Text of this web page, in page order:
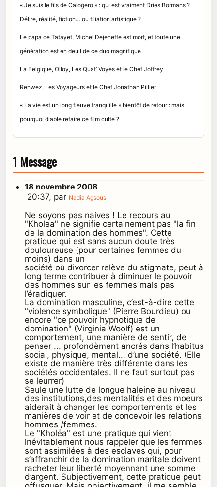
« Je suis le fils de Calogero » : qui est vraiment Dries Bormans ?
Délire, réalité, fiction… ou filiation artistique ?
Le papa de Tatayet, Michel Dejeneffe est mort, et toute une
génération est en deuil de ce duo magnifique
La Belgique, Olloy, Les Quat’ Voyes et le Chef Joffrey
Renwez, Les Voyageurs et le Chef Jonathan Pillier
« La vie est un long fleuve tranquille » bientôt de retour : mais
pourquoi diable refaire ce film culte ?
1 Message
18 novembre 2008
20:37, par Nadia Agsous
Ne soyons pas naives ! Le recours au
"Kholea" ne signifie certainement pas "la fin
de la domination des hommes". Cette
pratique qui est sans aucun doute très
douloureuse (pour certaines femmes du
moins) dans un
société où divorcer relève du stigmate, peut à
long terme contribuer à diminuer le pouvoir
des hommes sur les femmes mais pas
l’éradiquer.
La domination masculine, c’est-à-dire cette
"violence symbolique" (Pierre Bourdieu) ou
encore "ce pouvoir hypnotique de
domination" (Virginia Woolf) est un
comportement, une manière de sentir, de
penser ... profondèment ancrés dans l’habitus
social, physique, mental... d’une société. (Elle
existe de manière très différente dans les
sociétés occidentales. Il ne faut surtout pas
se leurrer)
Seule une lutte de longue haleine au niveau
des institutions,des mentalités et des moeurs
aiderait à changer les comportements et les
manières de voir et de concevoir les relations
hommes /femmes.
Le "Kholéa" est une pratique qui vient
inévitablement nous rappeler que les femmes
sont assimilées à des esclaves qui, pour
s’affranchir de la domination maritale doivent
racheter leur liberté moyennant une somme
d’argent. Subjectivement, cette pratique peut